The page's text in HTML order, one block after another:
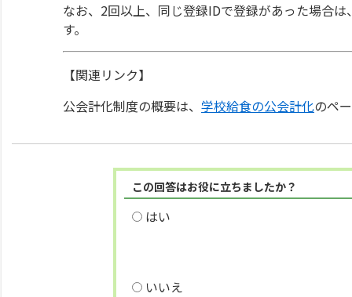
なお、2回以上、同じ登録IDで登録があった場合
す。
【関連リンク】
公会計化制度の概要は、 学校給食の公会計化のペ
この回答はお役に立ちましたか？
はい
いいえ